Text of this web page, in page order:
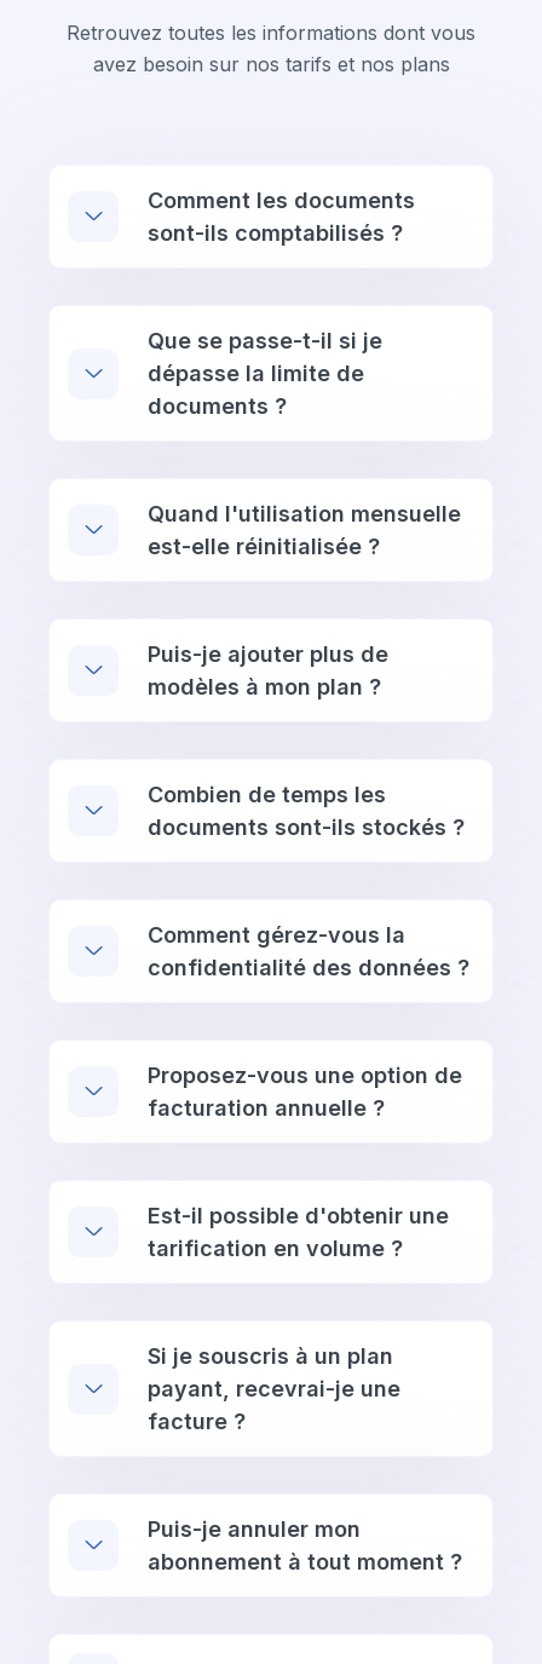
Retrouvez toutes les informations dont vous
avez besoin sur nos tarifs et nos plans
Comment les documents
sont-ils comptabilisés ?
Que se passe-t-il si je
dépasse la limite de
documents ?
Quand l'utilisation mensuelle
est-elle réinitialisée ?
Puis-je ajouter plus de
modèles à mon plan ?
Combien de temps les
documents sont-ils stockés ?
Comment gérez-vous la
confidentialité des données ?
Proposez-vous une option de
facturation annuelle ?
Est-il possible d'obtenir une
tarification en volume ?
Si je souscris à un plan
payant, recevrai-je une
facture ?
Puis-je annuler mon
abonnement à tout moment ?